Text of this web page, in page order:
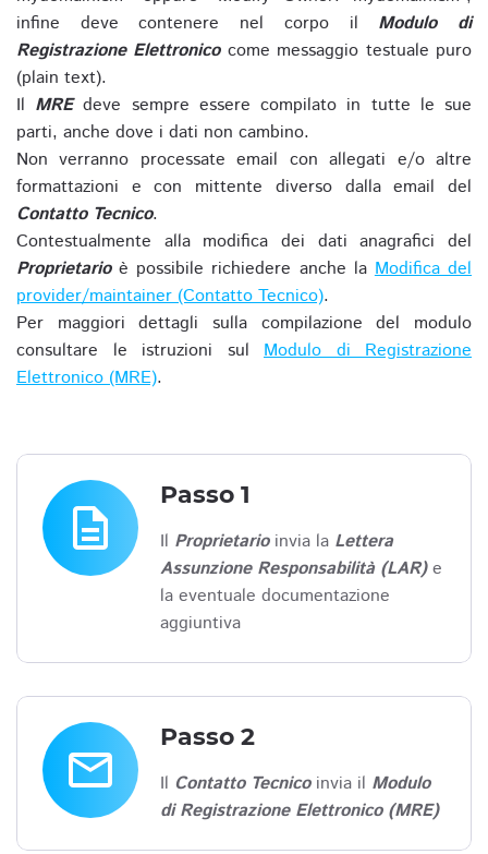
infine deve contenere nel corpo il Modulo di
Registrazione Elettronicocome messaggio testuale puro
(plain text).
Il MREdeve sempre essere compilato in tutte le sue
parti, anche dove i dati non cambino.
Non verranno processate email con allegati e/o altre
formattazioni e con mittente diverso dalla email del
Contatto Tecnico.
Contestualmente alla modifica dei dati anagrafici del
Proprietarioè possibile richiedere anche laModifica del
provider/maintainer (Contatto Tecnico).
Per maggiori dettagli sulla compilazione del modulo
consultare le istruzioni sul Modulo di Registrazione
Elettronico (MRE).
description
Passo 1
Il Proprietarioinvia la Lettera
Assunzione Responsabilità (LAR)e
la eventuale documentazione
aggiuntiva
email
Passo 2
Il Contatto Tecnicoinvia il Modulo
di Registrazione Elettronico (MRE)